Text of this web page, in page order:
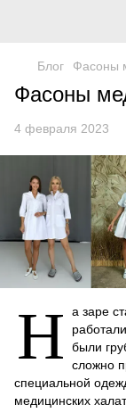
Блог Фасоны
Фасоны
4 февраля 2023
Н
а заре
были
сложно
специальной
медицинских